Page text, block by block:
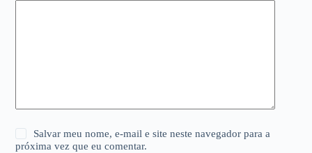
Salvar meu nome, e-mail e site neste navegador para a
próxima vez que eu comentar.